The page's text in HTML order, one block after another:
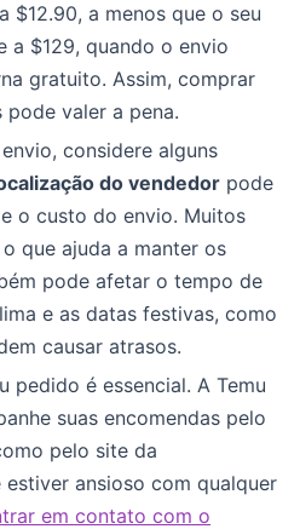
$12.90, a menos que o seu
a $129, quando o envio
gratuito. Assim, comprar
valer a pena.
considere alguns
do vendedor pode
o custo do envio. Muitos
que ajuda a manter os
pode afetar o tempo de
e as datas festivas, como
causar atrasos.
pedido é essencial. A Temu
suas encomendas pelo
pelo site da
ansioso com qualquer
em contato com o